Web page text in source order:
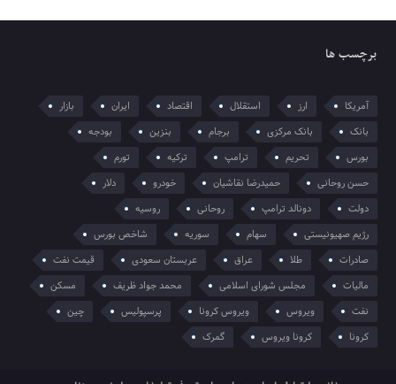
برچسب ها
آمریکا ارز استقلال اقتصاد ایران
بازار
بانک
بانک مرکزی برجام بنزین
بودجه
بورس
تحریم ترامپ ترکیه
تورم
حسن روحانی
حمیدرضا نقاشیان خودرو
دلار
دولت
دونالد ترامپ روحانی
روسیه
رژیم صهیونیستی
سهام سوریه
شاخص بورس
صادرات
طلا عراق عربستان سعودی
قیمت نفت
مالیات
مجلس شورای اسلامی محمد جواد ظریف
مسکن
نفت
ویروس ویروس کرونا پرسپولیس
چین
کرونا
کرونا ویروس گمرک